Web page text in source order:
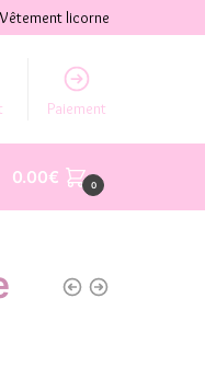
Vêtement licorne
Paiement
0.00€ 0